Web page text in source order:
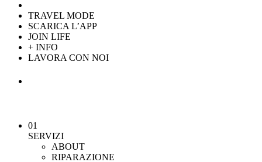
TRAVEL MODE
SCARICA L’APP
JOIN LIFE
+ INFO
LAVORA CON NOI
01
SERVIZI
ABOUT
RIPARAZIONE